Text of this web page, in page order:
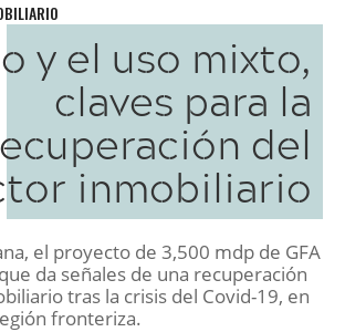
y el uso mixto,
claves para la
del
inmobiliario
el proyecto de 3,500 mdp de GFA
da señales de una recuperación
tras la crisis del Covid-19, en
fronteriza.